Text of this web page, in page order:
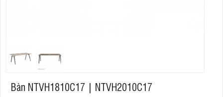
Bàn NTVH1810C17 | NTVH2010C17